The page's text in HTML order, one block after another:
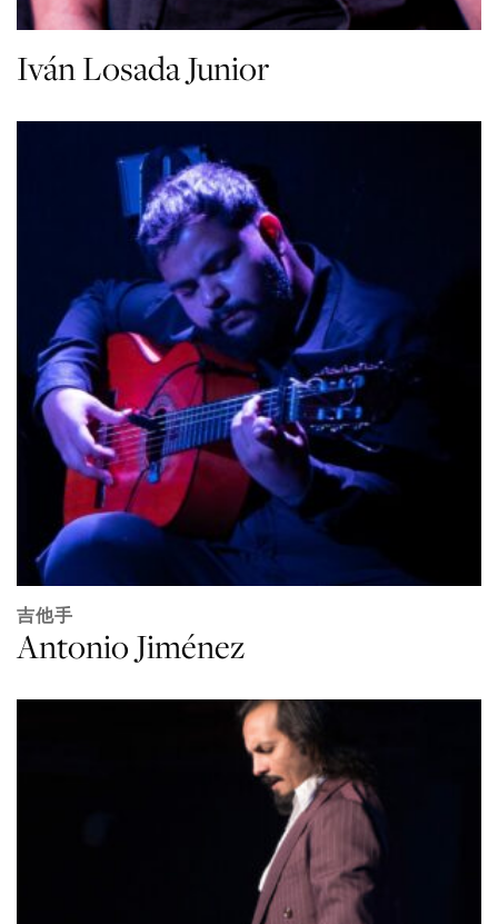
Iván Losada Junior
吉他手
Antonio Jiménez